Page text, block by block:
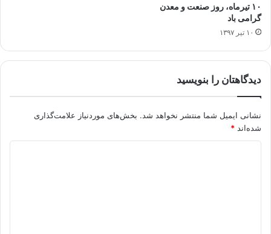
۱۰ تیرماه، روز صنعت و معدن
گرامی باد
۱۰ تیر ۱۳۹۷
دیدگاهتان را بنویسید
نشانی ایمیل شما منتشر نخواهد شد. بخش‌های موردنیاز علامت‌گذاری
شده‌اند *